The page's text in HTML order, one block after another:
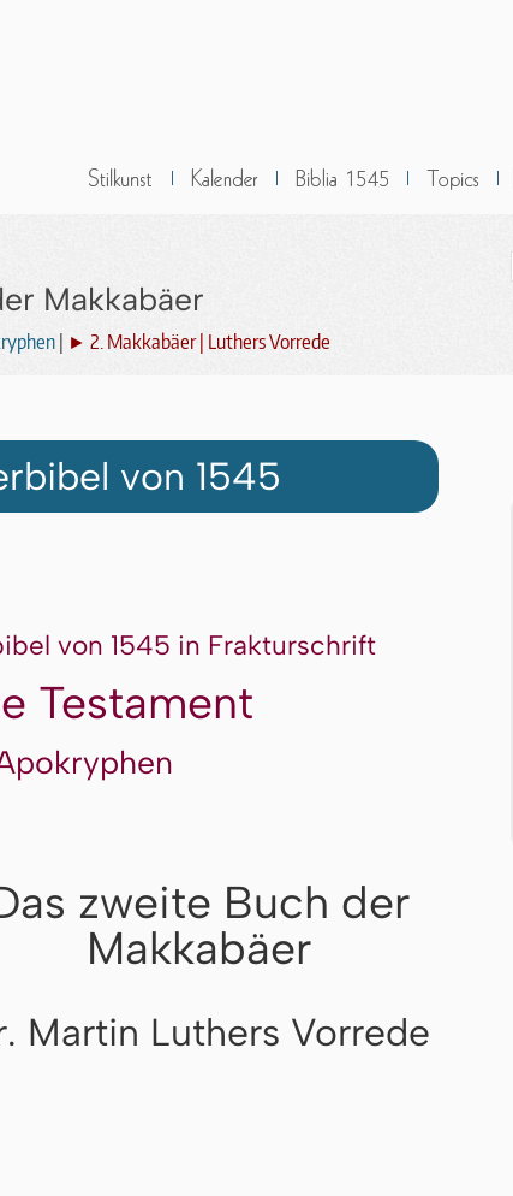
Makkabäer
► 2. Makkabäer | Luthers Vorrede
von 1545
von 1545 in Frakturschrift
Testament
zweite Buch der
Makkabäer
Martin Luthers Vorrede